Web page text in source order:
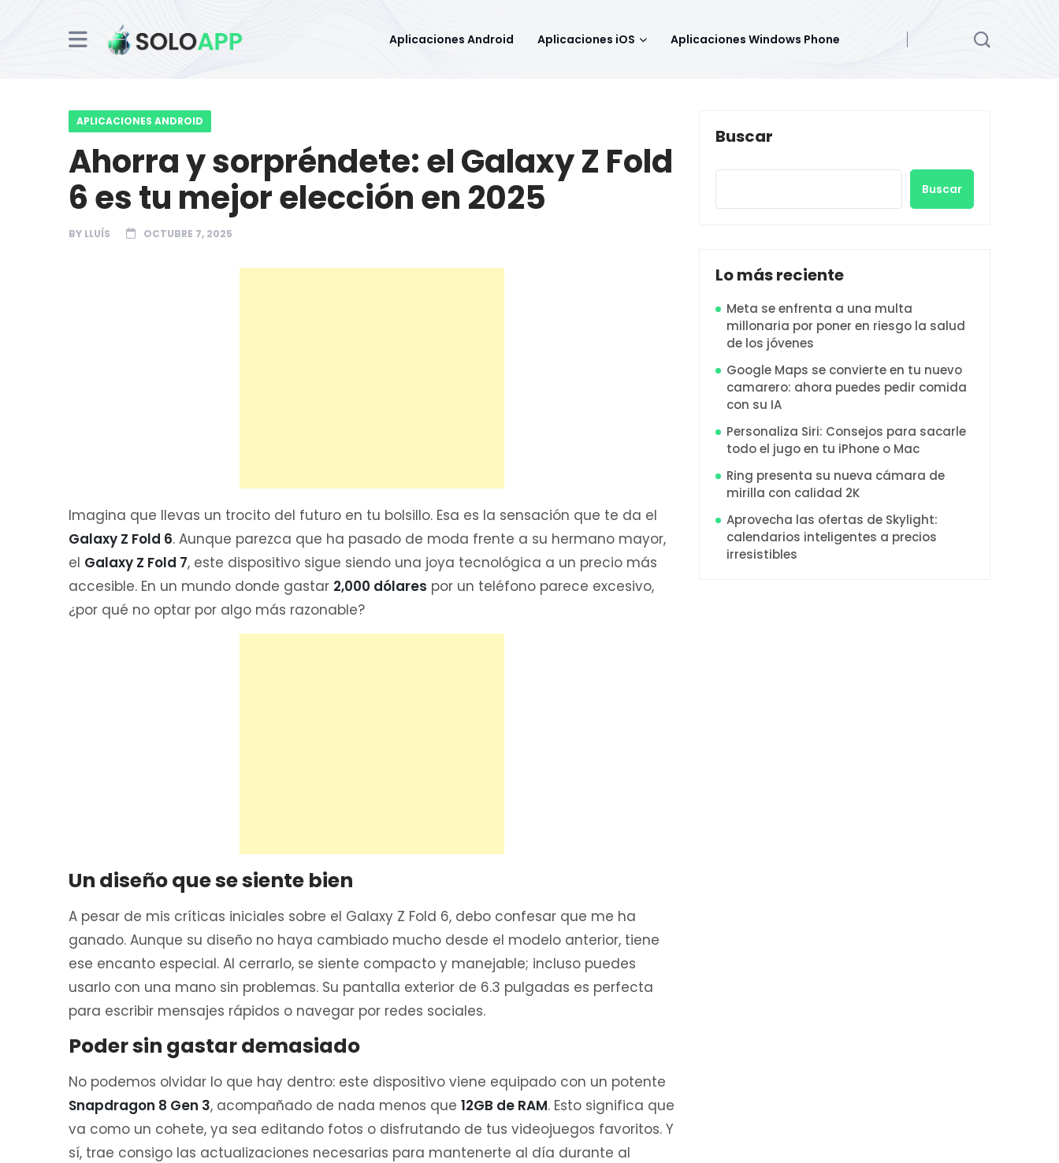
Aplicaciones Android Aplicaciones iOS Aplicaciones Windows Phone
APLICACIONES ANDROID
Ahorra y sorpréndete: el Galaxy Z Fold
6 es tu mejor elección en 2025
BY LLUÍS OCTUBRE 7, 2025
Imagina que llevas un trocito del futuro en tu bolsillo. Esa es la sensación que te da el
Galaxy Z Fold 6. Aunque parezca que ha pasado de moda frente a su hermano mayor,
el Galaxy Z Fold 7, este dispositivo sigue siendo una joya tecnológica a un precio más
accesible. En un mundo donde gastar 2,000 dólares por un teléfono parece excesivo,
¿por qué no optar por algo más razonable?
Un diseño que se siente bien
A pesar de mis críticas iniciales sobre el Galaxy Z Fold 6, debo confesar que me ha
ganado. Aunque su diseño no haya cambiado mucho desde el modelo anterior, tiene
ese encanto especial. Al cerrarlo, se siente compacto y manejable; incluso puedes
usarlo con una mano sin problemas. Su pantalla exterior de 6.3 pulgadas es perfecta
para escribir mensajes rápidos o navegar por redes sociales.
Poder sin gastar demasiado
No podemos olvidar lo que hay dentro: este dispositivo viene equipado con un potente
Snapdragon 8 Gen 3, acompañado de nada menos que 12GB de RAM. Esto significa que
va como un cohete, ya sea editando fotos o disfrutando de tus videojuegos favoritos. Y
sí, trae consigo las actualizaciones necesarias para mantenerte al día durante al
Buscar
Buscar
Lo más reciente
Meta se enfrenta a una multa
millonaria por poner en riesgo la salud
de los jóvenes
Google Maps se convierte en tu nuevo
camarero: ahora puedes pedir comida
con su IA
Personaliza Siri: Consejos para sacarle
todo el jugo en tu iPhone o Mac
Ring presenta su nueva cámara de
mirilla con calidad 2K
Aprovecha las ofertas de Skylight:
calendarios inteligentes a precios
irresistibles